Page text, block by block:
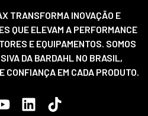
TRANSFORMA INOVAÇÃO E
QUE ELEVAM A PERFORMANCE
E EQUIPAMENTOS. SOMOS
DA BARDAHL NO BRASIL,
CONFIANÇA EM CADA PRODUTO.